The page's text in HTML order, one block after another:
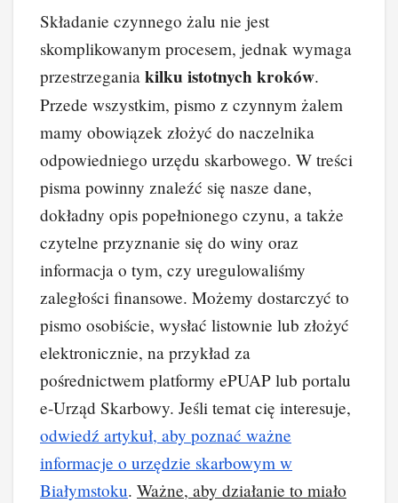
Składanie czynnego żalu nie jest
skomplikowanym procesem, jednak wymaga
przestrzegania kilku istotnych kroków.
Przede wszystkim, pismo z czynnym żalem
mamy obowiązek złożyć do naczelnika
odpowiedniego urzędu skarbowego. W treści
pisma powinny znaleźć się nasze dane,
dokładny opis popełnionego czynu, a także
czytelne przyznanie się do winy oraz
informacja o tym, czy uregulowaliśmy
zaległości finansowe. Możemy dostarczyć to
pismo osobiście, wysłać listownie lub złożyć
elektronicznie, na przykład za
pośrednictwem platformy ePUAP lub portalu
e-Urząd Skarbowy. Jeśli temat cię interesuje,
odwiedź artykuł, aby poznać ważne
informacje o urzędzie skarbowym w
Białymstoku. Ważne, aby działanie to miało